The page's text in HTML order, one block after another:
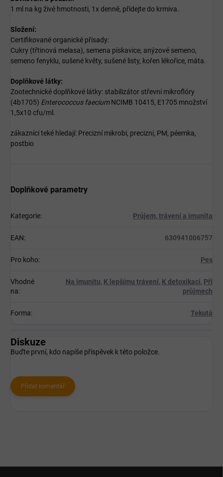
1 ml na kg živé hmotnosti, 1x denně, přidejte do krmiva.
Složení:
Certifikované organické přísady:
Cukry (třtinová melasa), semena pískavice, anýzové semeno,
semeno fenyklu, sušené květy, sušené listy, kořen lékořice, máta.
Doplňkové látky:
Zootechnické doplňkové látky: stabilizátor střevní mikroflóry
(4b1705) Enterococcus faeciumNCIMB 10415, E1705 množství
1,5x10 cfu/ml.
zákazníci teké hledají: Precizní mikrobi, precizni, PM, péemka,
postbio
Doplňkové parametry
Kategorie: Průjem, trávení a imunita
EAN: 630941006757
Pro koho: Pes
Vhodné
na:
Na imunitu, K lepšímu trávení, K detoxikaci, Při
průjmech
Forma: Tekutá
Diskuze
Buďte první, kdo napíše příspěvek k této položce.
Přidat komentář